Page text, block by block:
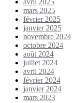
mars 2025
février 2025
janvier 2025
novembre 2024
octobre 2024
août 2024
juillet 2024
avril 2024
février 2024
janvier 2024
mars 2023